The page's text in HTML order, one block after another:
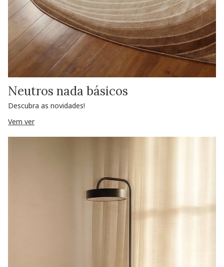
Neutros nada básicos
Descubra as novidades!
Vem ver